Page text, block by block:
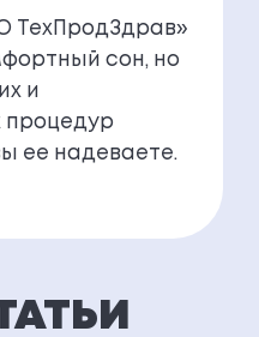
ТехПродЗдрав»
сон, но
и
процедур
ее надеваете.